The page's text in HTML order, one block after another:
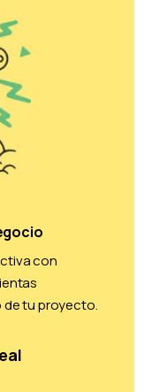
con
de tu proyecto.